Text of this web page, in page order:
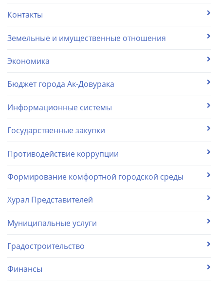
Контакты
Земельные и имущественные отношения
Экономика
Бюджет города Ак-Довурака
Информационные системы
Государственные закупки
Противодействие коррупции
Формирование комфортной городской среды
Хурал Представителей
Муниципальные услуги
Градостроительство
Финансы